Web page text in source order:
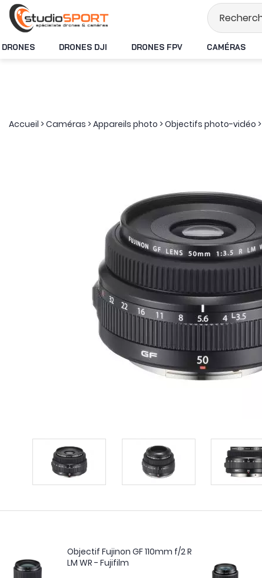
Stock en temps réel
DRONES DRONES DJI DRONES FPV CAMÉRAS
Accueil >Caméras >Appareils photo >Objectifs photo-vidéo >
Objectif Fujinon GF 110mm f/2 R
LM WR - Fujifilm